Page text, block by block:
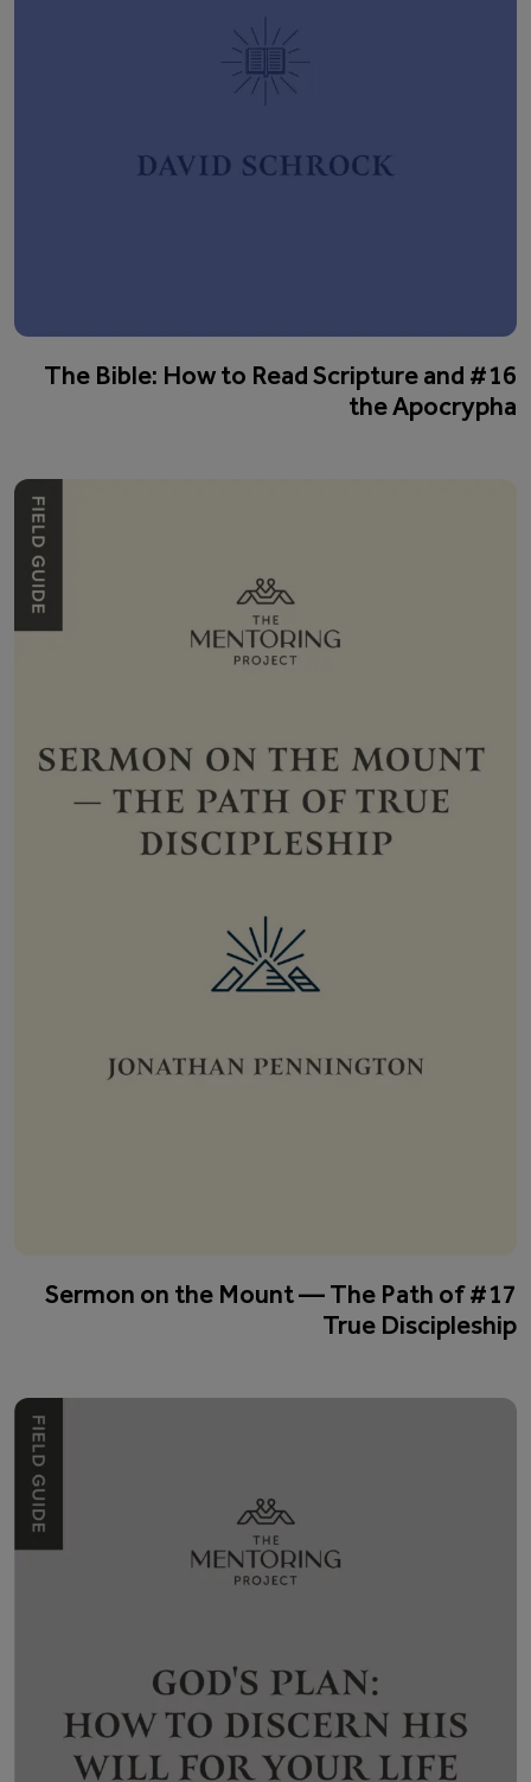
#16 The Bible: How to Read Scripture and
the Apocrypha
#17 Sermon on the Mount — The Path of
True Discipleship